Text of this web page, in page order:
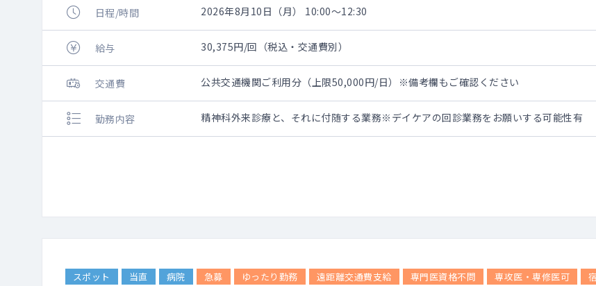
日程/時間 2026年8月10日（月） 10:00～12:30
給与 30,375円/回（税込・交通費別）
交通費 公共交通機関ご利用分（上限50,000円/日）※備考欄もご確認ください
勤務内容 精神科外来診療と、それに付随する業務※デイケアの回診業務をお願いする可能性有
スポット 当直 病院 急募 ゆったり勤務 遠距離交通費支給 専門医資格不問 専攻医・専修医可